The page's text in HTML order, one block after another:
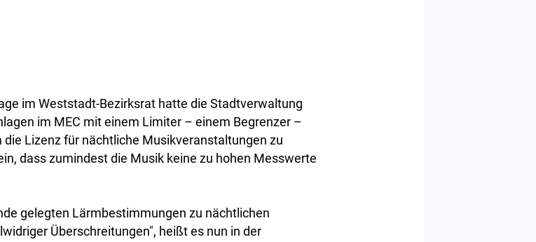
im Weststadt-Bezirksrat hatte die Stadtverwaltung
im MEC mit einem Limiter – einem Begrenzer –
Lizenz für nächtliche Musikveranstaltungen zu
dass zumindest die Musik keine zu hohen Messwerte
gelegten Lärmbestimmungen zu nächtlichen
Überschreitungen", heißt es nun in der